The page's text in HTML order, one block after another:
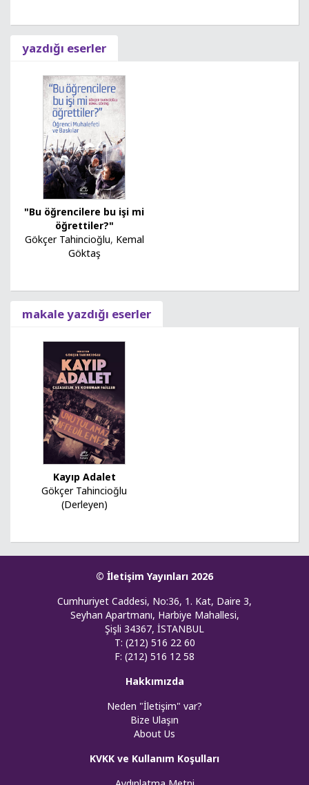
yazdığı eserler
"Bu öğrencilere bu işi mi
öğrettiler?"
Gökçer Tahincioğlu, Kemal
Göktaş
makale yazdığı eserler
Kayıp Adalet
Gökçer Tahincioğlu
(Derleyen)
© İletişim Yayınları 2026
Cumhuriyet Caddesi, No:36, 1. Kat, Daire 3,
Seyhan Apartmanı, Harbiye Mahallesi,
Şişli 34367, İSTANBUL
T: (212) 516 22 60
F: (212) 516 12 58
Hakkımızda
Neden "İletişim" var?
Bize Ulaşın
About Us
KVKK ve Kullanım Koşulları